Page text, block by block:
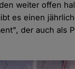
weiter offen
es einen
der auch als